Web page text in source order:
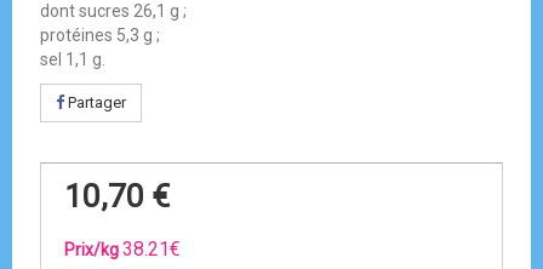
dont sucres 26,1 g ;
protéines 5,3 g ;
sel 1,1 g.
Partager
10,70 €
Prix/kg38.21€